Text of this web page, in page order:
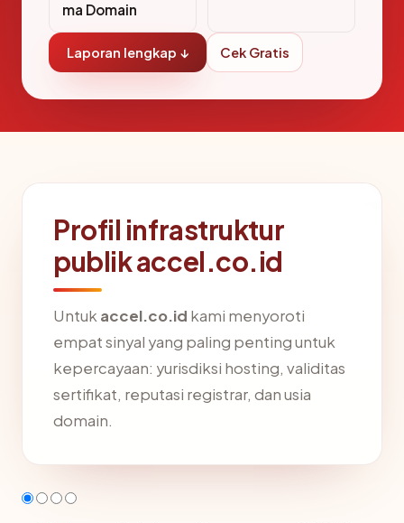
ma Domain
Laporan lengkap ↓ Cek Gratis
Profil infrastruktur
publik accel.co.id
Untukaccel.co.id kami menyoroti
empat sinyal yang paling penting untuk
kepercayaan: yurisdiksi hosting, validitas
sertifikat, reputasi registrar, dan usia
domain.